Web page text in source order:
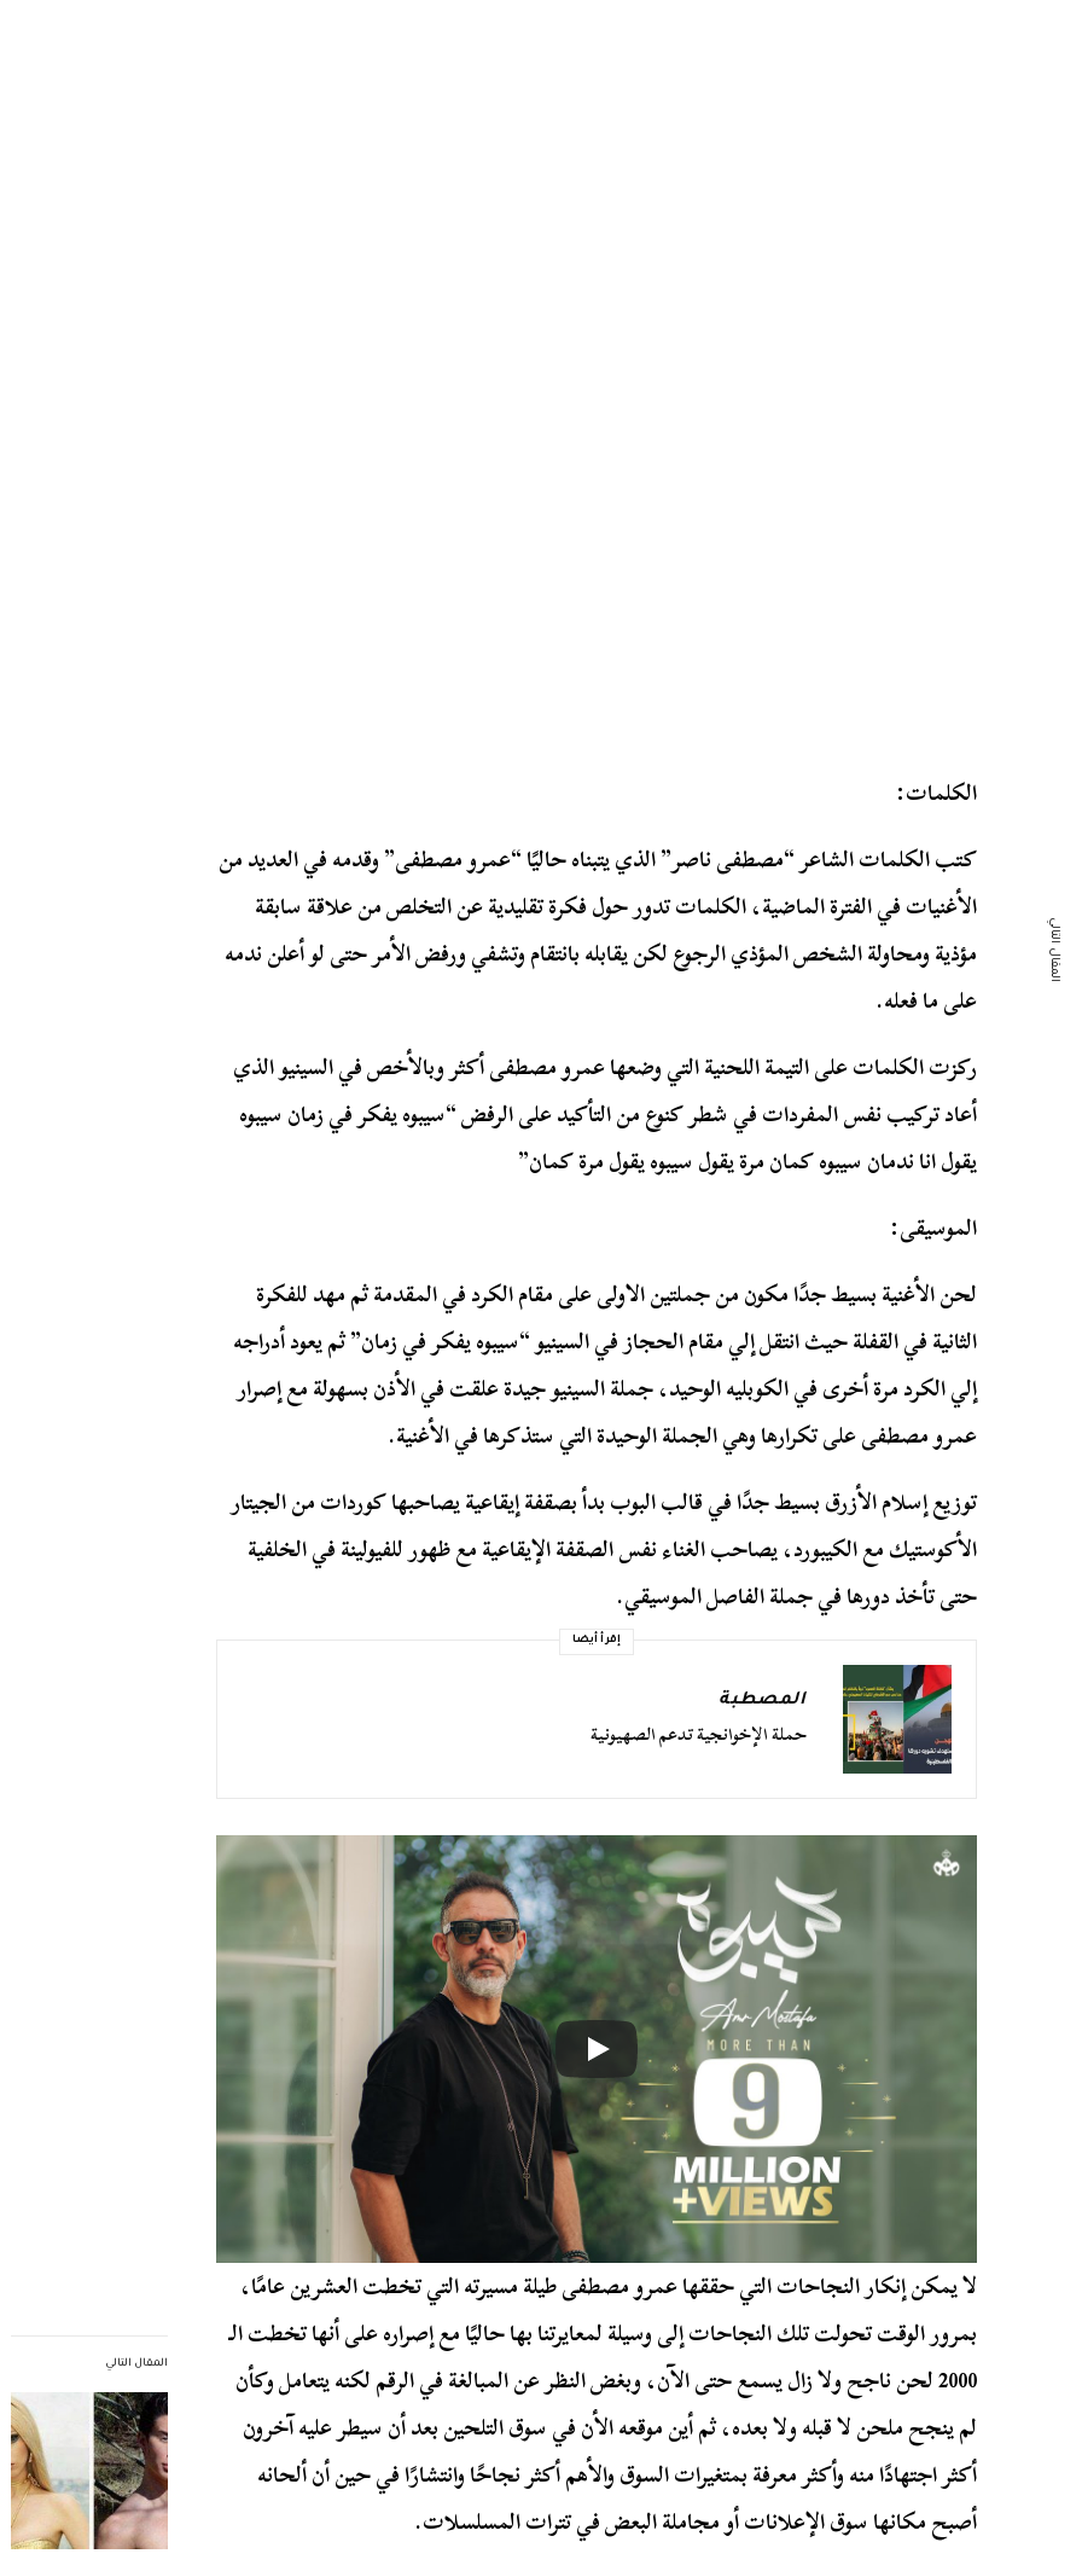
المقال التالي
الكلمات:
كتب الكلمات الشاعر “مصطفى ناصر” الذي يتبناه حاليًا “عمرو مصطفى” وقدمه في العديد من
الأغنيات في الفترة الماضية، الكلمات تدور حول فكرة تقليدية عن التخلص من علاقة سابقة
مؤذية ومحاولة الشخص المؤذي الرجوع لكن يقابله بانتقام وتشفي ورفض الأمر حتى لو أعلن ندمه
على ما فعله.
ركزت الكلمات على التيمة اللحنية التي وضعها عمرو مصطفى أكثر وبالأخص في السينيو الذي
أعاد تركيب نفس المفردات في شطر كنوع من التأكيد على الرفض “سيبوه يفكر في زمان سيبوه
يقول انا ندمان سيبوه كمان مرة يقول سيبوه يقول مرة كمان”
الموسيقى:
لحن الأغنية بسيط جدًا مكون من جملتين الاولى على مقام الكرد في المقدمة ثم مهد للفكرة
الثانية في القفلة حيث انتقل إلي مقام الحجاز في السينيو “سيبوه يفكر في زمان” ثم يعود أدراجه
إلي الكرد مرة أخرى في الكوبليه الوحيد، جملة السينيو جيدة علقت في الأذن بسهولة مع إصرار
عمرو مصطفى على تكرارها وهي الجملة الوحيدة التي ستذكرها في الأغنية.
توزيع إسلام الأزرق بسيط جدًا في قالب البوب بدأ بصقفة إيقاعية يصاحبها كوردات من الجيتار
الأكوستيك مع الكيبورد، يصاحب الغناء نفس الصقفة الإيقاعية مع ظهور للفيولينة في الخلفية
حتى تأخذ دورها في جملة الفاصل الموسيقي.
إقرأ أيضا
المصطبة
حملة الإخوانجية تدعم الصهيونية
لا يمكن إنكار النجاحات التي حققها عمرو مصطفى طيلة مسيرته التي تخطت العشرين عامًا،
بمرور الوقت تحولت تلك النجاحات إلى وسيلة لمعايرتنا بها حاليًا مع إصراره على أنها تخطت الـ
2000 لحن ناجح ولا زال يسمع حتى الآن، وبغض النظر عن المبالغة في الرقم لكنه يتعامل وكأن
لم ينجح ملحن لا قبله ولا بعده، ثم أين موقعه الأن في سوق التلحين بعد أن سيطر عليه آخرون
أكثر اجتهادًا منه وأكثر معرفة بمتغيرات السوق والأهم أكثر نجاحًا وانتشارًا في حين أن ألحانه
أصبح مكانها سوق الإعلانات أو مجاملة البعض في تترات المسلسلات.
المقال التالي